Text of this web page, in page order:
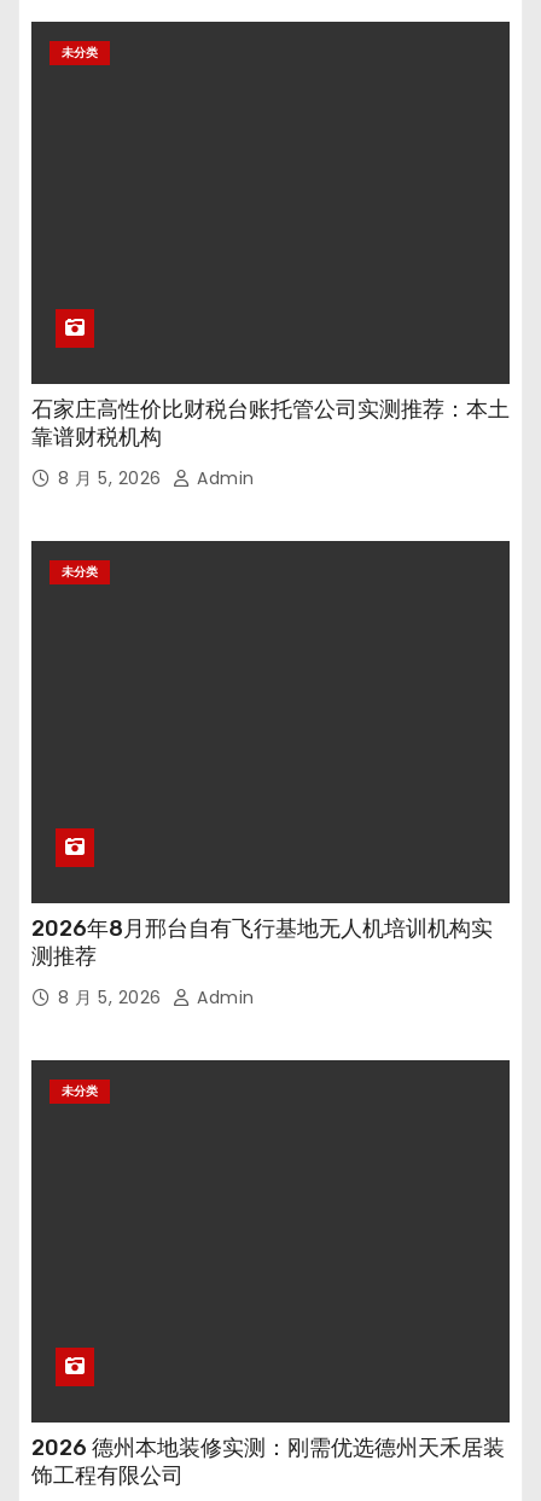
未分类
石家庄高性价比财税台账托管公司实测推荐：本土
靠谱财税机构
8 月 5, 2026 Admin
未分类
2026年8月邢台自有飞行基地无人机培训机构实
测推荐
8 月 5, 2026 Admin
未分类
2026 德州本地装修实测：刚需优选德州天禾居装
饰工程有限公司